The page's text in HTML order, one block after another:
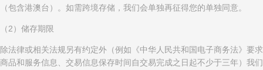
（包含港澳台）。如需跨境存储，我们会单独再征得您的单独同意。
（2）储存期限
除法律或相关法规另有约定外（例如《中华人民共和国电子商务法》要求
商品和服务信息、交易信息保存时间自交易完成之日起不少于三年）我们